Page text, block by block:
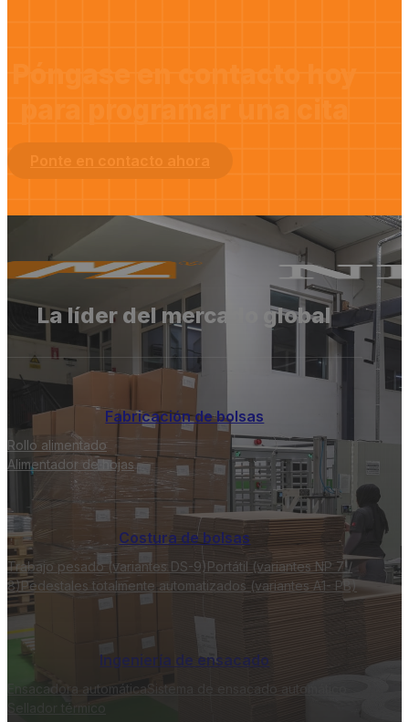
La líder del mercado global
Fabricación de bolsas
Rollo alimentado
Alimentador de hojas
Costura de bolsas
Trabajo pesado (variantes DS-9)Portátil (variantes NP 7 /
8)Pedestales totalmente automatizados (variantes A1- PB)
Ingeniería de ensacado
Ensacadora automáticaSistema de ensacado automático